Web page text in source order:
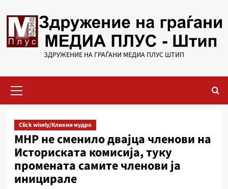
to
content
ЗДРУЖЕНИЕ НА ГРАЃАНИ МЕДИА ПЛУС ШТИП
Menu
Click wisely/Кликни мудро
МНР не сменило двајца членови на
Историската комисија, туку
промената самите членови ја
иницирале